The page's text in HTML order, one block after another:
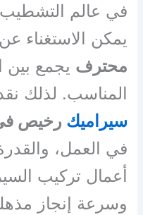
في عالم التشطيب
يمكن الاستغناء
محترف يجمع بين
المناسب. لذلك
سيراميك رخيص
في العمل،
أعمال تركيب
وسرعة إنجاز